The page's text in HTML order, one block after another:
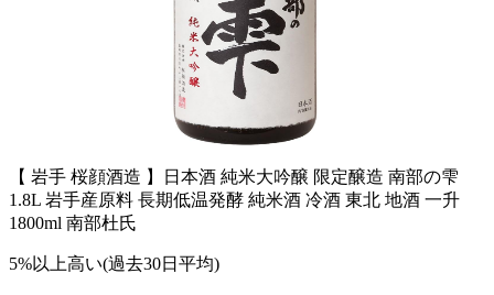
【 岩手 桜顔酒造 】日本酒 純米大吟醸 限定醸造 南部の雫
1.8L 岩手産原料 長期低温発酵 純米酒 冷酒 東北 地酒 一升
1800ml 南部杜氏
5%以上高い(過去30日平均)